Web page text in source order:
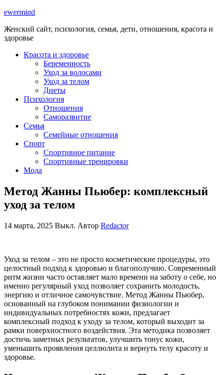
ewermind
Женский сайт, психология, семья, дети, отношения, красота и
здоровье
Красота и здоровье
Беременность
Уход за волосами
Уход за телом
Диеты
Психология
Отношения
Саморазвитие
Семья
Семейные отношения
Спорт
Спортивное питание
Спортивные тренировки
Мода
Метод Жанны Пьюбер: комплексный
уход за телом
14 марта, 2025 Выкл. Автор Redactor
Уход за телом – это не просто косметические процедуры, это
целостный подход к здоровью и благополучию. Современный
ритм жизни часто оставляет мало времени на заботу о себе, но
именно регулярный уход позволяет сохранить молодость,
энергию и отличное самочувствие. Метод Жанны Пьюбер,
основанный на глубоком понимании физиологии и
индивидуальных потребностях кожи, предлагает
комплексный подход к уходу за телом, который выходит за
рамки поверхностного воздействия. Эта методика позволяет
достичь заметных результатов, улучшить тонус кожи,
уменьшить проявления целлюлита и вернуть телу красоту и
здоровье.